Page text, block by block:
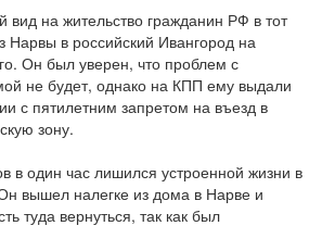
вид на жительство гражданин РФ в тот
Нарвы в российский Ивангород на
Он был уверен, что проблем с
не будет, однако на КПП ему выдали
с пятилетним запретом на въезд в
зону.
в один час лишился устроенной жизни в
вышел налегке из дома в Нарве и
туда вернуться, так как был